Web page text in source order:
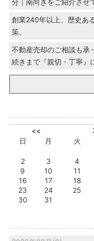
分｜南向きをご紹介させ
創業240年以上、歴史あ
策。
不動産売却のご相談も承
続きまで『親切・丁寧』
<<
日
月 火
2
3 4
9
10 11
16
17 18
23
24 25
30
31